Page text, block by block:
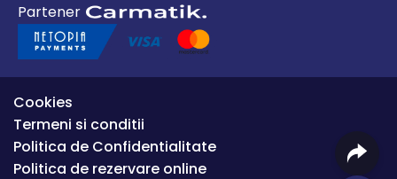
office.premium@autode.ro
Partener
Cookies
Termeni si conditii
Politica de Confidentialitate
Politica de rezervare online